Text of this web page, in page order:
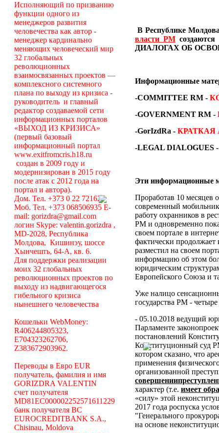
Исполняющий по призванию
функции одного из
менеджеров развития
человечества как автор -
менеджер кардинально
меняющих человеческий мир
32 глобальных
революционных
взаимосвязанных проектов —
комплексного системного
плана по выходу из кризиса -
руководитель и главный
редактор создаваемой сети
информационных порталов
«ВЫХОД ИЗ КРИЗИСА»
(первый базовый
информационный портал
www.exitfromcris.h18.ru
создан в 2009 году и
модернизирован в 2015 году
после атак с 2012 года на
портал и автора).
Дом. Тел. +373 0 22 721623
Моб. Тел. +373 068506935 E-
mail: gorizdra@gmail.com
логин Skype: valentin.gorizdra ,
MD-2028, Республика
Молдова, Кишинэу, шоссе
Хынчешть, 64-А, кв. 6.
Для поддержки реализации
моих 32 глобальных
революционных проектов по
выходу из надвигающегося
гибельного кризиса
нынешнего человечества
Кошельки WebMoney:
R406244805323,
E704323262706,
Z383672903962.
Переводы в Евро EUR
получатель, фамилия и имя
GORIZDRA VALENTIN
счет получателя
MD81EC000002252571611229
банк получателя BC
EUROCREDITBANK S.A.,
Chisinau, Moldova
В Республике
власти РМ создаются
ДИАЛОГАХ ОБ
Информационные
-COMMITTEE RM -
-GOVERNMENT RM -
-GorIzdRa - КРАТКАЯ
-LEGAL DIALOGUES
Эти информационные
Проработав 10 месяцев
современный
работу охранников в
РМ и одновременно
своем портале в
фактически
разместил на своем
информацию об этом
юридическим
Европейского Союза и
Уже налицо
государства РМ -
- 05.10.2018 ведущий
Парламенте
постановлений
Конституционный суд
котором сказано, что
применения
организованной
характер (т.е. имеет
«силу» этой
2017 года роспуска
"Генерального
на основе